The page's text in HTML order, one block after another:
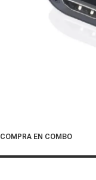
COMPRA EN COMBO